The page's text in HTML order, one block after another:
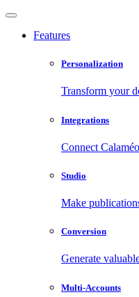
Features
Personalization
Transform your
Integrations
Connect
Studio
Make
Conversion
Generate
Multi-Accounts